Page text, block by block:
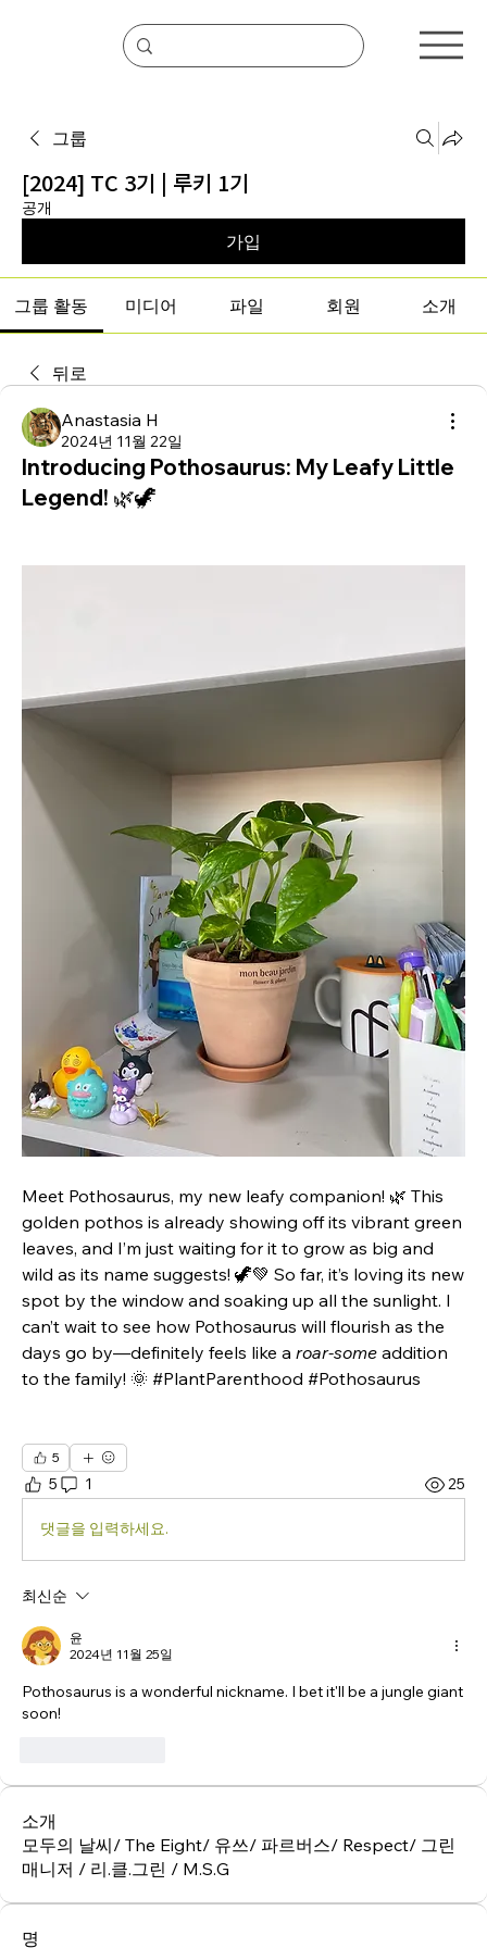
그룹
[2024] TC 3기 | 루키 1기
공개
가입
그룹 활동 미디어 파일 회원 소개
뒤로
Anastasia H
2024년 11월 22일
Introducing Pothosaurus: My Leafy Little
Legend! 🌿🦖
Meet Pothosaurus, my new leafy companion! 🌿 This
golden pothos is already showing off its vibrant green
leaves, and I’m just waiting for it to grow as big and
wild as its name suggests! 🦖💚 So far, it’s loving its new
spot by the window and soaking up all the sunlight. I
can’t wait to see how Pothosaurus will flourish as the
days go by—definitely feels like a roar-some addition
to the family! 🌞 #PlantParenthood #Pothosaurus
5
5 1 25
댓글을 입력하세요.
최신순
윤
2024년 11월 25일
Pothosaurus is a wonderful nickname. I bet it'll be a jungle giant
soon!
소개
모두의 날씨/ The Eight/ 유쓰/ 파르버스/ Respect/ 그린
매니저 / 리.클.그린 / M.S.G
명